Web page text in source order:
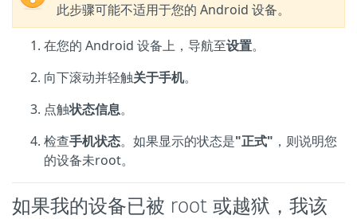
此步骤可能不适用于您的 Android 设备。
在您的 Android 设备上，导航至设置。
向下滚动并轻触关于手机。
点触状态信息。
检查手机状态。如果显示的状态是"正式" ，则说明您
的设备未root。
如果我的设备已被 root 或越狱，我该